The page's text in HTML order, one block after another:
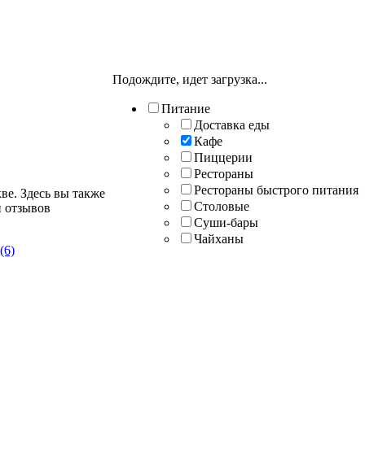
Подождите, идет загрузка...
Питание
Доставка еды
Кафе
Пиццерии
Рестораны
Рестораны быстрого питания
Столовые
Суши-бары
Чайханы
Здесь вы также
отзывов
(6)